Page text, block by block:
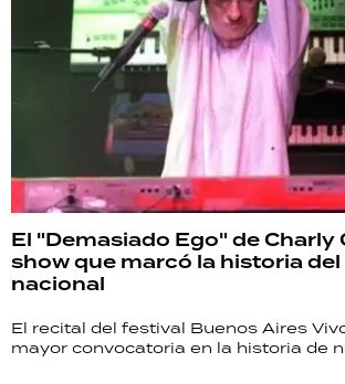
El "Demasiado Ego" de Charly
show que marcó la historia
nacional
El recital del festival Buenos Aires
mayor convocatoria en la historia de